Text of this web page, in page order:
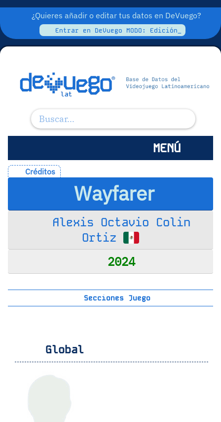
¿Quieres añadir o editar tus datos en DeVuego?
Entrar en DeVuego MODO: Edición_
MENÚ
Créditos
Wayfarer
Alexis Octavio Colin
Ortiz
2024
Secciones Juego
Global